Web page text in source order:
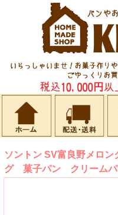
ソントン SV富良野メロ
グ 菓子パン クリーム